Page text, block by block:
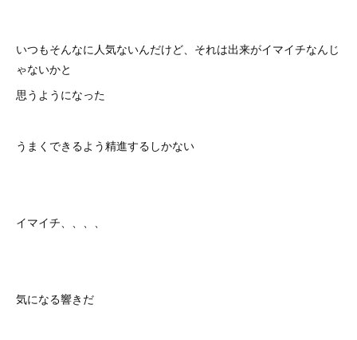
いつもそんなに人気ないんだけど、それは出来がイマイチなんじ
ゃないかと
思うようになった
うまくできるよう精進するしかない
イマイチ、、、、
気になる響きだ